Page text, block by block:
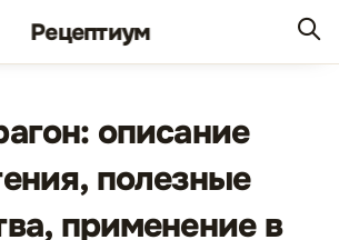
Рецептиум
описание
полезные
применение в